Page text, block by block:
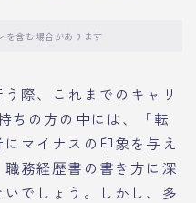
を含む場合があります
際、これまでのキャリ
ちの方の中には、「転
マイナスの印象を与え
務経歴書の書き方に深
でしょう。しかし、多